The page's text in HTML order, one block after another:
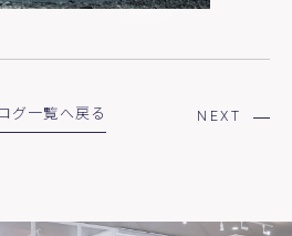
グ一覧へ戻る NEXT